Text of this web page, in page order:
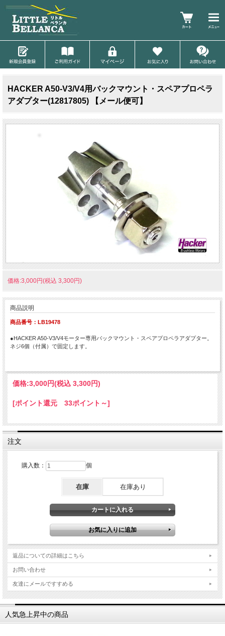
HACKER A50-V3/V4用バックマウント・スペアプロペラ
アダプター(12817805) 【メール便可】
価格:3,000円(税込 3,300円)
商品説明
商品番号：LB19478
●HACKER A50-V3/V4モーター専用バックマウント・スペアプロペラアダプター。
ネジ6個（付属）で固定します。
価格:3,000円(税込 3,300円)
[ポイント還元 33ポイント～]
注文
購入数： 個
在庫 在庫あり
返品についての詳細はこちら
お問い合わせ
友達にメールですすめる
人気急上昇中の商品